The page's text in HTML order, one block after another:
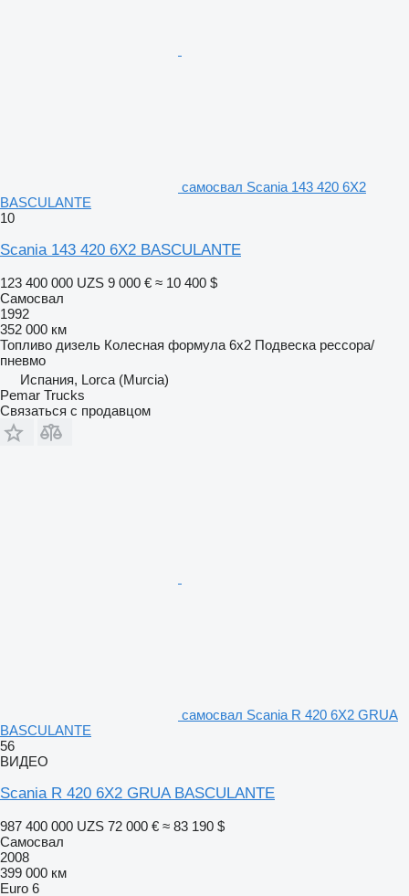
самосвал Scania 143 420 6X2
BASCULANTE
10
Scania 143 420 6X2 BASCULANTE
123 400 000 UZS 9 000 € ≈ 10 400 $
Самосвал
1992
352 000 км
Топливо дизель Колесная формула 6x2 Подвеска рессора/
пневмо
Испания, Lorca (Murcia)
Pemar Trucks
Связаться с продавцом
самосвал Scania R 420 6X2 GRUA
BASCULANTE
56
ВИДЕО
Scania R 420 6X2 GRUA BASCULANTE
987 400 000 UZS 72 000 € ≈ 83 190 $
Самосвал
2008
399 000 км
Euro 6